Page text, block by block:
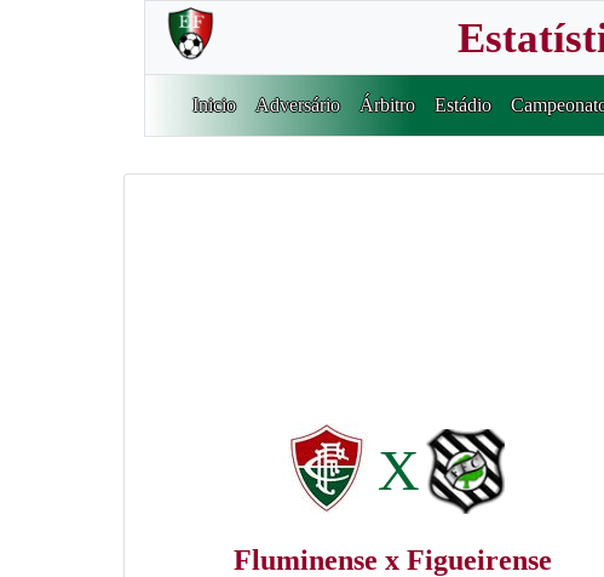
Inicio Adversário Árbitro Estádio
X
Fluminense x Figueirense